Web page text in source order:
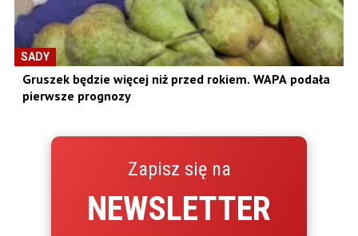
SADY
Gruszek będzie więcej niż przed rokiem. WAPA podała
pierwsze prognozy
Zapisz się na
NEWSLETTER